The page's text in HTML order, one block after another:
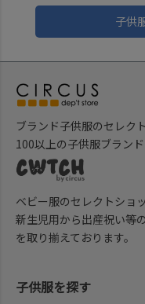
子供
ブランド子供服のセレク
100以上の子供服ブラン
ベビー服のセレクトショッ
新生児用から出産祝い等
を取り揃えております。
子供服を探す